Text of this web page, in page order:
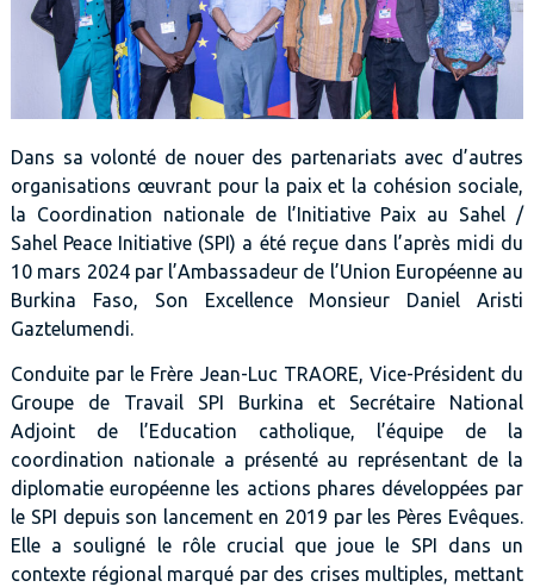
Dans sa volonté de nouer des partenariats avec d’autres
organisations œuvrant pour la paix et la cohésion sociale,
la Coordination nationale de l’Initiative Paix au Sahel /
Sahel Peace Initiative (SPI) a été reçue dans l’après midi du
10 mars 2024 par l’Ambassadeur de l’Union Européenne au
Burkina Faso, Son Excellence Monsieur Daniel Aristi
Gaztelumendi.
Conduite par le Frère Jean-Luc TRAORE, Vice-Président du
Groupe de Travail SPI Burkina et Secrétaire National
Adjoint de l’Education catholique, l’équipe de la
coordination nationale a présenté au représentant de la
diplomatie européenne les actions phares développées par
le SPI depuis son lancement en 2019 par les Pères Evêques.
Elle a souligné le rôle crucial que joue le SPI dans un
contexte régional marqué par des crises multiples, mettant